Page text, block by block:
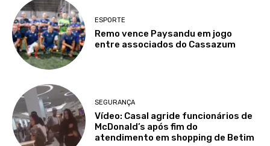
ESPORTE
Remo vence Paysandu em jogo
entre associados do Cassazum
SEGURANÇA
Vídeo: Casal agride funcionários de
McDonald’s após fim do
atendimento em shopping de Betim